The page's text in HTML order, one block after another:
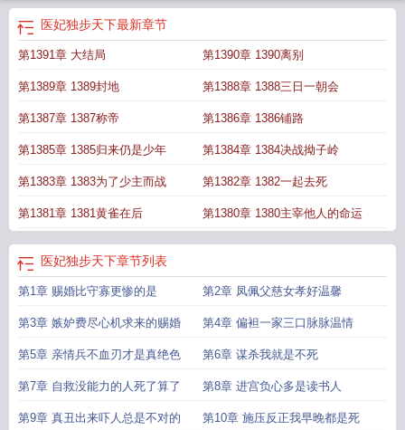
医妃独步天下纪馨的结局
天下中纪云开哪集恢复容颜
步天下TXT 医妃独步天下每个人结局 医妃独步天下男二是谁
在线观看
医妃独步天下有声免费听 医妃独步天下故事梗概 医妃独步天下免费阅
读全文纪云开有事医妃独步天下大结局是什么医妃独步天下好看吗
看医妃独步天下纪云开脸什么时候好的医妃独步天下番外医妃独步天下介
绍医妃独步天下纪馨是重生的吗 医妃独步天下的剧情简介医妃独步天下全集免
文医妃独步天下纪馨医妃独步天下凤佩的作用医妃独步天下萧十庆身份
独步天下免费阅读无广告医妃独步天下动漫免费观看医妃独步天下全文免费医
妃独步天下人物介绍图医妃独步天下纪云开第几章圆房
独步天下纪云开脸哪一章好的医妃独步天下纪馨第几集下线医妃独步天下全本
免费阅读医妃独步天下音频医妃独步天下评价纪云开萧九安医妃独步天下
妃独步天下萧十庆是好人吗
医妃独步天下完结 医妃独步天下男主身世
谁医妃独步天下楚惊帼医妃独步天下什么时候圆房医妃独步天下凤佩被谁拿
世医妃独步天下纪馨变好了吗医妃独步天下讲了什么医妃独步天下女主什么时
候恢复容貌医妃独步天下 承九医妃独步天下萧九安纪云开医妃独步天下凤祁
医妃独步天下最新章节
第1391章 大结局 第1390章 1390离别
第1389章 1389封地 第1388章 1388三日一朝会
第1387章 1387称帝 第1386章 1386铺路
第1385章 1385归来仍是少年 第1384章 1384决战拗子岭
第1383章 1383为了少主而战 第1382章 1382一起去死
第1381章 1381黄雀在后 第1380章 1380主宰他人的命运
医妃独步天下章节列表
第1章 赐婚比守寡更惨的是 第2章 凤佩父慈女孝好温馨
第3章 嫉妒费尽心机求来的赐婚 第4章 偏袒一家三口脉脉温情
第5章 亲情兵不血刃才是真绝色 第6章 谋杀我就是不死
第7章 自救没能力的人死了算了 第8章 进宫负心多是读书人
第9章 真丑出来吓人总是不对的 第10章 施压反正我早晚都是死